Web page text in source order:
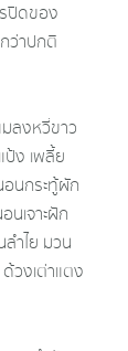
ปิดของ
ว่าปกติ
ลงหวี่ขาว
ป้ง เพลี้ย
นกระทู้ผัก
เจาะฝัก
าไย มวน
วงเต่าแตง